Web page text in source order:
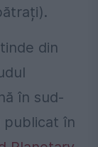
din
în sud-
publicat în